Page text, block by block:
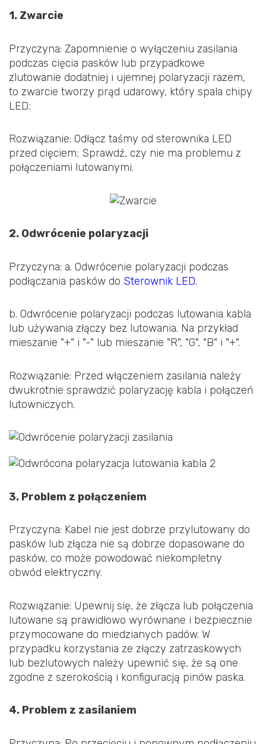
1. Zwarcie
Przyczyna: Zapomnienie o wyłączeniu zasilania
podczas cięcia pasków lub przypadkowe
zlutowanie dodatniej i ujemnej polaryzacji razem,
to zwarcie tworzy prąd udarowy, który spala chipy
LED;
Rozwiązanie: Odłącz taśmy od sterownika LED
przed cięciem; Sprawdź, czy nie ma problemu z
połączeniami lutowanymi.
2. Odwrócenie polaryzacji
Przyczyna: a. Odwrócenie polaryzacji podczas
podłączania pasków do Sterownik LED.
b. Odwrócenie polaryzacji podczas lutowania kabla
lub używania złączy bez lutowania. Na przykład
mieszanie "+" i "-" lub mieszanie "R", "G", "B" i "+".
Rozwiązanie: Przed włączeniem zasilania należy
dwukrotnie sprawdzić polaryzację kabla i połączeń
lutowniczych.
3. Problem z połączeniem
Przyczyna: Kabel nie jest dobrze przylutowany do
pasków lub złącza nie są dobrze dopasowane do
pasków, co może powodować niekompletny
obwód elektryczny.
Rozwiązanie: Upewnij się, że złącza lub połączenia
lutowane są prawidłowo wyrównane i bezpiecznie
przymocowane do miedzianych padów. W
przypadku korzystania ze złączy zatrzaskowych
lub bezlutowych należy upewnić się, że są one
zgodne z szerokością i konfiguracją pinów paska.
4. Problem z zasilaniem